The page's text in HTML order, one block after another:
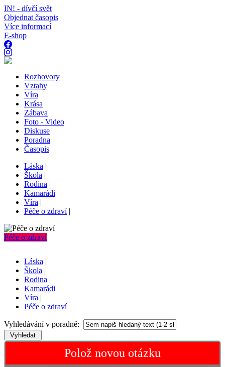
IN! - dívčí svět
Objednat časopis
Více informací
E-shop
Rozhovory
Vztahy
Víra
Krása
Zábava
Foto - Video
Diskuse
Poradna
Časopis
Láska |
Škola |
Rodina |
Kamarádi |
Víra |
Péče o zdraví|
Péče o zdraví
Láska |
Škola |
Rodina |
Kamarádi |
Víra |
Péče o zdraví
Vyhledávání v poradně:
Polož novou otázku